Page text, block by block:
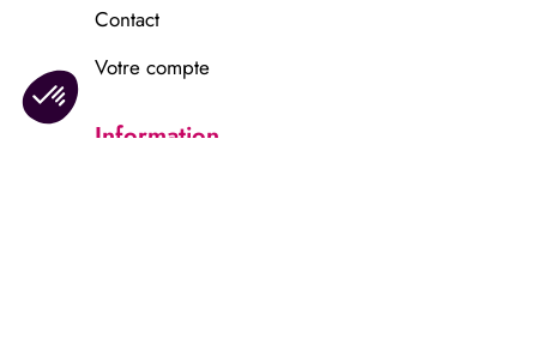
Contact
Votre compte
Information